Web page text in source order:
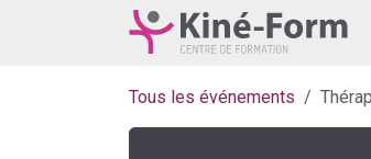
Se rendre au contenu
Tous les événements